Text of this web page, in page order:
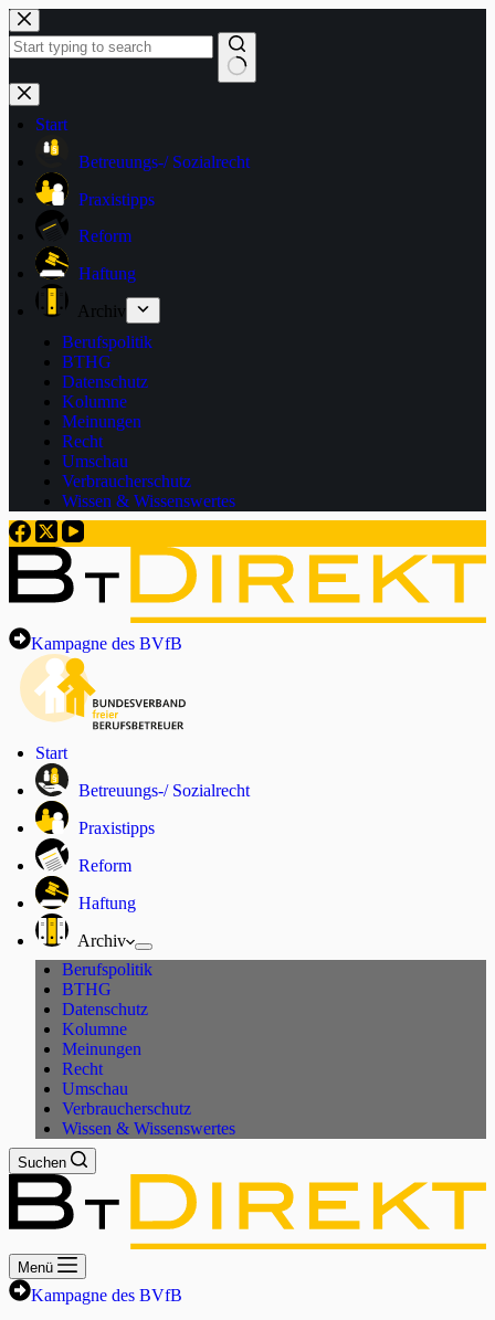
Zum
Inhalt
springen
Keine
Ergebnisse
Start
Betreuungs-/ Sozialrecht
Praxistipps
Reform
Haftung
Archiv
Berufspolitik
BTHG
Datenschutz
Kolumne
Meinungen
Recht
Umschau
Verbraucherschutz
Wissen & Wissenswertes
Kampagne des BVfB
Start
Betreuungs-/ Sozialrecht
Praxistipps
Reform
Haftung
Archiv
Berufspolitik
BTHG
Datenschutz
Kolumne
Meinungen
Recht
Umschau
Verbraucherschutz
Wissen & Wissenswertes
Suchen
Menü
Kampagne des BVfB